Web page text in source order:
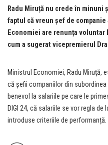
Radu Miruță nu crede în minuni
faptul că vreun șef de
Economiei are renunța
cum a sugerat vicepremierul
Ministrul Economiei, Radu Miruță,
că șefii companiilor din
benevol la salariile pe care le
DIGI 24, că salariile se vor regla
introduse criteriile de performanță.